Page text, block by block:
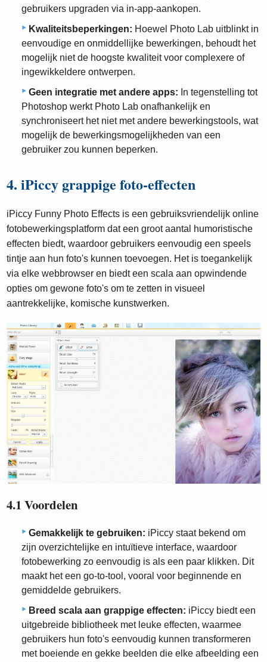
gebruikers upgraden via in-app-aankopen.
Kwaliteitsbeperkingen: Hoewel Photo Lab uitblinkt in
eenvoudige en onmiddellijke bewerkingen, behoudt het
mogelijk niet de hoogste kwaliteit voor complexere of
ingewikkeldere ontwerpen.
Geen integratie met andere apps: In tegenstelling tot
Photoshop werkt Photo Lab onafhankelijk en
synchroniseert het niet met andere bewerkingstools, wat
mogelijk de bewerkingsmogelijkheden van een
gebruiker zou kunnen beperken.
4. iPiccy grappige foto-effecten
iPiccy Funny Photo Effects is een gebruiksvriendelijk online
fotobewerkingsplatform dat een groot aantal humoristische
effecten biedt, waardoor gebruikers eenvoudig een speels
tintje aan hun foto's kunnen toevoegen. Het is toegankelijk
via elke webbrowser en biedt een scala aan opwindende
opties om gewone foto's om te zetten in visueel
aantrekkelijke, komische kunstwerken.
4.1 Voordelen
Gemakkelijk te gebruiken: iPiccy staat bekend om
zijn overzichtelijke en intuïtieve interface, waardoor
fotobewerking zo eenvoudig is als een paar klikken. Dit
maakt het een go-to-tool, vooral voor beginnende en
gemiddelde gebruikers.
Breed scala aan grappige effecten: iPiccy biedt een
uitgebreide bibliotheek met leuke effecten, waarmee
gebruikers hun foto's eenvoudig kunnen transformeren
met boeiende en gekke beelden die elke afbeelding een